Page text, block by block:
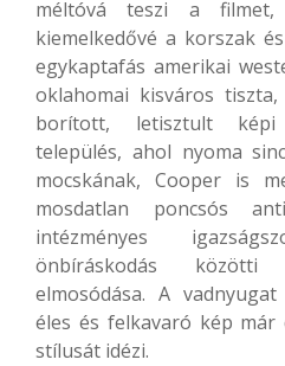
méltóvá teszi a filmet,
kiemelkedővé a korszak
egykaptafás amerikai
oklahomai kisváros
borított, letisztult képi
település, ahol nyoma
mocskának, Cooper is
mosdatlan poncsós
intézményes
önbíráskodás közötti
elmosódása. A
éles és felkavaró kép
stílusát idézi.